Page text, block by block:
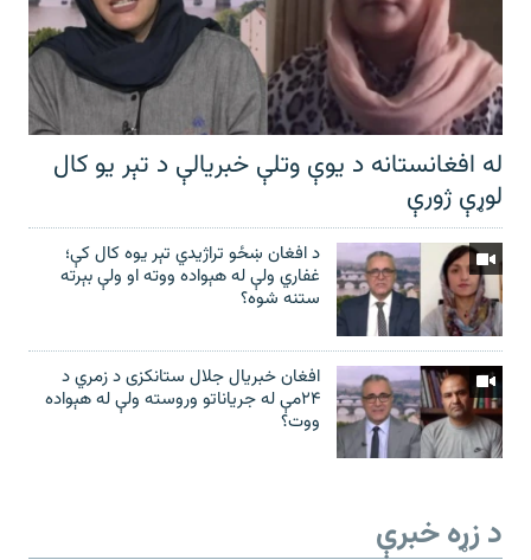
له افغانستانه د یوې وتلې خبریالې د تېر يو کال
لوړې ژورې
د افغان ښځو تراژیدي تېر یوه کال کې؛
غفاري ولې له هېواده ووته او ولې بېرته
ستنه شوه؟
افغان خبریال جلال ستانکزی د زمري د
۲۴مې له جریاناتو وروسته ولې له هېواده
ووت؟
د زړه خبرې